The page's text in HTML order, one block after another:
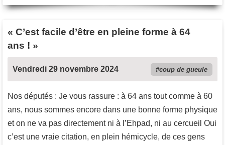
« C’est facile d’être en pleine forme à 64
ans ! »
Vendredi 29 novembre 2024 coup de gueule
Nos députés : Je vous rassure : à 64 ans tout comme à 60
ans, nous sommes encore dans une bonne forme physique
et on ne va pas directement ni à l’Ehpad, ni au cercueil Oui
c’est une vraie citation, en plein hémicycle, de ces gens